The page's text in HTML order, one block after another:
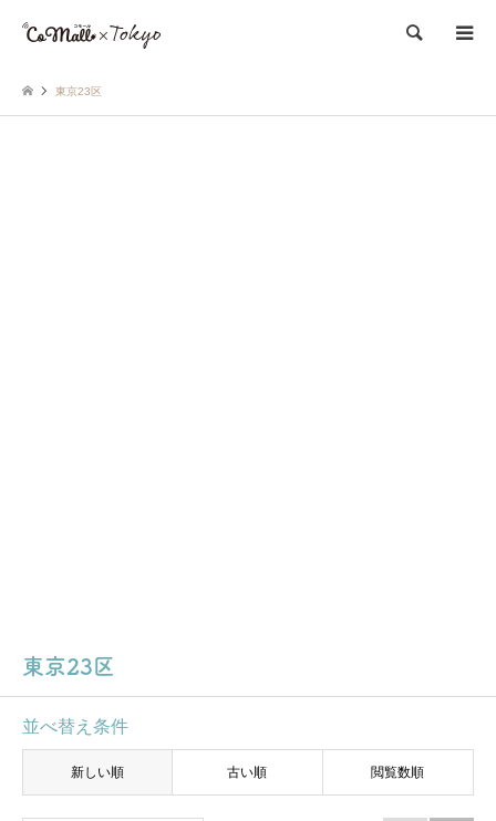
検索
東京23区
東京23区
並べ替え条件
新しい順 古い順 閲覧数順